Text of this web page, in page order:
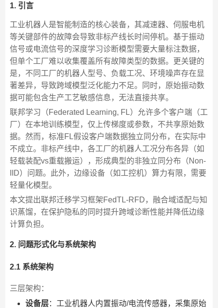
1. 引言
工业机器人是智能制造的核心装备，其减速器、伺服电机
等关键部件的故障会导致非标产线长时间停机。基于振动
信号或电流信号的深度学习诊断模型需要大量标注数据，
但单个工厂难以收集覆盖所有故障类型的数据。更关键的
是，不同工厂的机器人型号、负载工况、环境噪声存在显
著差异，导致跨域模型泛化能力不足。同时，原始振动数
据可能包含生产工艺敏感信息，无法直接共享。
联邦学习（Federated Learning, FL）允许多个客户端（工
厂）在本地训练模型，仅上传梯度或参数，不共享原始数
据。然而，标准FL假设客户端数据独立同分布，在实际中
不成立。非标产线中，各工厂的机器人工况分布各异（如
轻载装配vs重载搬运），形成典型的非独立同分布（Non-
IID）问题。此外，边缘设备（如工控机）算力有限，需要
轻量化模型。
本文提出联邦迁移学习框架FedTL-RFD，融合域适配与知
识蒸馏，在保护隐私的同时提升跨域诊断性能并降低边缘
计算负担。
2. 问题形式化与系统架构
2.1 系统架构
三层架构：
设备层：工业机器人内置振动/电流传感器，采集原始